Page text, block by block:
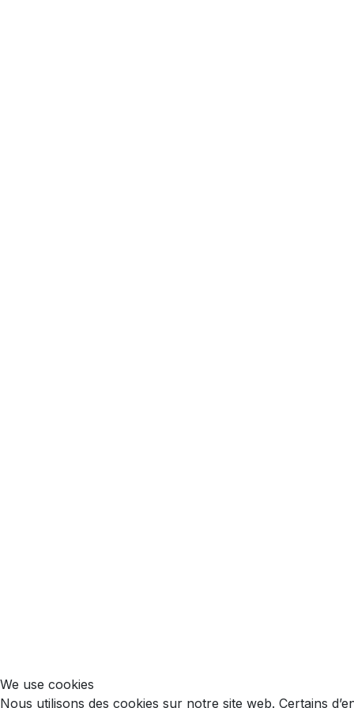
We use cookies
Nous utilisons des cookies sur notre site web. Certains